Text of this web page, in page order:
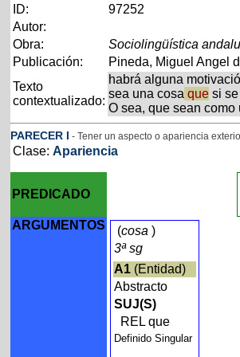
ID:
97252
Autor:
Obra:
Sociolingüística
Publicación:
Pineda, Miguel Angel
Texto
contextualizado:
habrá alguna
sea una cosa que si
O sea, que sean
PARECER I - Tener un aspecto o apariencia
Clase:Apariencia
PREDICADO
ARGUMENTOS (cosa )
3ª sg
A1 (Entidad)
Abstracto
SUJ(S)
REL que
Definido Singular